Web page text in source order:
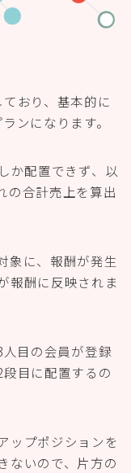
おり、基本的に
ンになります。
か配置できず、以
の合計売上を算出
象に、報酬が発生
報酬に反映されま
目の会員が登録
目に配置するの
ップポジションを
ないので、片方の